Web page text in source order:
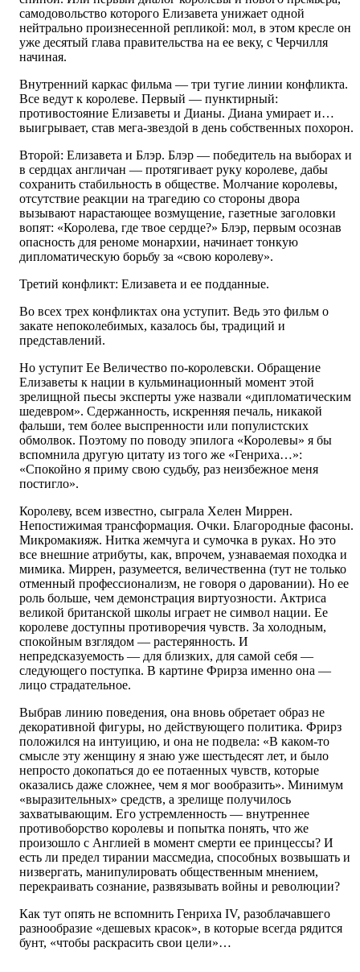
самодовольство которого Елизавета унижает одной
нейтрально произнесенной репликой: мол, в этом кресле он
уже десятый глава правительства на ее веку, с Черчилля
начиная.
Внутренний каркас фильма — три тугие линии конфликта.
Все ведут к королеве. Первый — пунктирный:
противостояние Елизаветы и Дианы. Диана умирает и…
выигрывает, став мега-звездой в день собственных похорон.
Второй: Елизавета и Блэр. Блэр — победитель на выборах и
в сердцах англичан — протягивает руку королеве, дабы
сохранить стабильность в обществе. Молчание королевы,
отсутствие реакции на трагедию со стороны двора
вызывают нарастающее возмущение, газетные заголовки
вопят: «Королева, где твое сердце?» Блэр, первым осознав
опасность для реноме монархии, начинает тонкую
дипломатическую борьбу за «свою королеву».
Третий конфликт: Елизавета и ее подданные.
Во всех трех конфликтах она уступит. Ведь это фильм о
закате непоколебимых, казалось бы, традиций и
представлений.
Но уступит Ее Величество по-королевски. Обращение
Елизаветы к нации в кульминационный момент этой
зрелищной пьесы эксперты уже назвали «дипломатическим
шедевром». Сдержанность, искренняя печаль, никакой
фальши, тем более выспренности или популистских
обмолвок. Поэтому по поводу эпилога «Королевы» я бы
вспомнила другую цитату из того же «Генриха…»:
«Спокойно я приму свою судьбу, раз неизбежное меня
постигло».
Королеву, всем известно, сыграла Хелен Миррен.
Непостижимая трансформация. Очки. Благородные фасоны.
Микромакияж. Нитка жемчуга и сумочка в руках. Но это
все внешние атрибуты, как, впрочем, узнаваемая походка и
мимика. Миррен, разумеется, величественна (тут не только
отменный профессионализм, не говоря о даровании). Но ее
роль больше, чем демонстрация виртуозности. Актриса
великой британской школы играет не символ нации. Ее
королеве доступны противоречия чувств. За холодным,
спокойным взглядом — растерянность. И
непредсказуемость — для близких, для самой себя —
следующего поступка. В картине Фрирза именно она —
лицо страдательное.
Выбрав линию поведения, она вновь обретает образ не
декоративной фигуры, но действующего политика. Фрирз
положился на интуицию, и она не подвела: «В каком-то
смысле эту женщину я знаю уже шестьдесят лет, и было
непросто докопаться до ее потаенных чувств, которые
оказались даже сложнее, чем я мог вообразить». Минимум
«выразительных» средств, а зрелище получилось
захватывающим. Его устремленность — внутреннее
противоборство королевы и попытка понять, что же
произошло с Англией в момент смерти ее принцессы? И
есть ли предел тирании массмедиа, способных возвышать и
низвергать, манипулировать общественным мнением,
перекраивать сознание, развязывать войны и революции?
Как тут опять не вспомнить Генриха IV, разоблачавшего
разнообразие «дешевых красок», в которые всегда рядится
бунт, «чтобы раскрасить свои цели»…